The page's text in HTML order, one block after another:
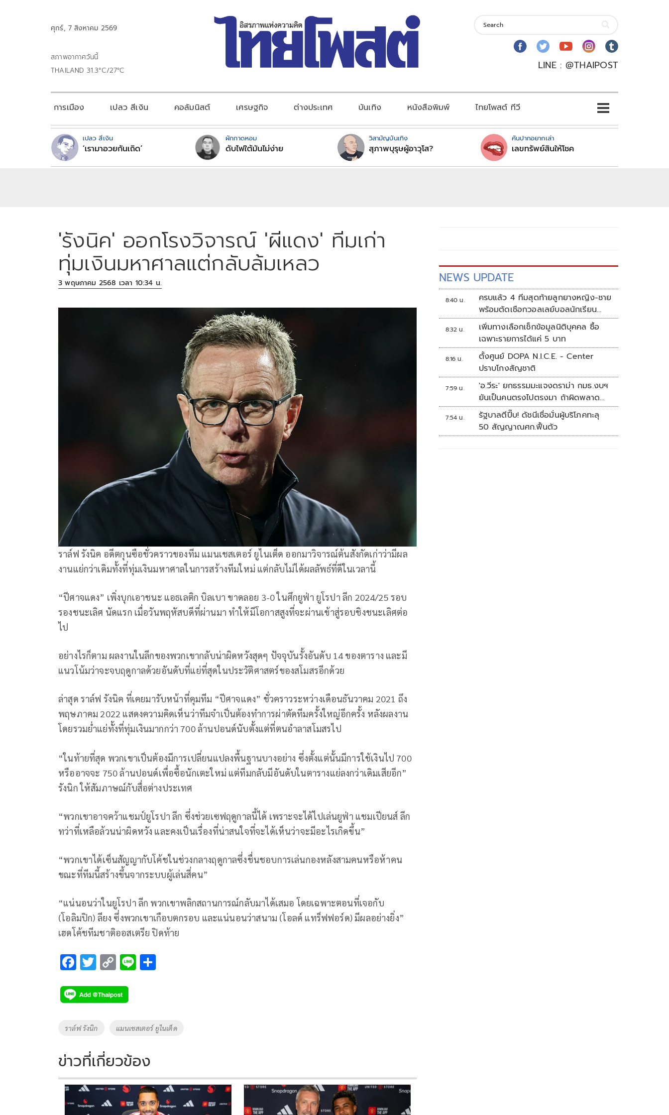
ศุกร์, 7 สิงหาคม 2569
สภาพอากาศวันนี้
THAILAND 31.3°C/27°C
LINE : @THAIPOST
การเมือง เปลว สีเงิน คอลัมนิสต์ เศรษฐกิจ ต่างประเทศ บันเทิง หนังสือพิมพ์ ไทยโพสต์ ทีวี
เปลว สีเงิน
‘เรามาอวยกันเถิด’
ผักกาดหอม
ดับไฟใต้มันไม่ง่าย
วิสามัญบันเทิง
สุภาพบุรุษผู้อาวุโส?
คันปากอยากเล่า
เลขทรัพย์สินให้โชค
'รังนิค' ออกโรงวิจารณ์ 'ผีแดง' ทีมเก่า
ทุ่มเงินมหาศาลแต่กลับล้มเหลว
3 พฤษภาคม 2568 เวลา 10:34 น.
ราล์ฟ รังนิค อดีตกุนซือชั่วคราวของทีม แมนเชสเตอร์ ยูไนเต็ด ออกมาวิจารณ์ต้นสังกัดเก่าว่ามีผล
งานแย่กว่าเดิมทั้งที่ทุ่มเงินมหาศาลในการสร้างทีมใหม่ แต่กลับไม่ได้ผลลัพธ์ที่ดีในเวลานี้
“ปีศาจแดง” เพิ่งบุกเอาชนะ แอธเลติก บิลเบา ขาดลอย 3-0 ในศึกยูฟ่า ยูโรปา ลีก 2024/25 รอบ
รองชนะเลิศ นัดแรก เมื่อวันพฤหัสบดีที่ผ่านมา ทำให้มีโอกาสสูงที่จะผ่านเข้าสู่รอบชิงชนะเลิศต่อ
ไป
อย่างไรก็ตาม ผลงานในลีกของพวกเขากลับน่าผิดหวังสุดๆ ปัจจุบันรั้งอันดับ 14 ของตาราง และมี
แนวโน้มว่าจะจบฤดูกาลด้วยอันดับที่แย่ที่สุดในประวัติศาสตร์ของสโมสรอีกด้วย
ล่าสุด ราล์ฟ รังนิค ที่เคยมารับหน้าที่คุมทีม “ปีศาจแดง” ชั่วคราวระหว่างเดือนธันวาคม 2021 ถึง
พฤษภาคม 2022 แสดงความคิดเห็นว่าทีมจำเป็นต้องทำการผ่าตัดทีมครั้งใหญ่อีกครั้ง หลังผลงาน
โดยรวมย่ำแย่ทั้งที่ทุ่มเงินมากกว่า 700 ล้านปอนด์นับตั้งแต่ที่ตนอำลาสโมสรไป
“ในท้ายที่สุด พวกเขาเป็นต้องมีการเปลี่ยนแปลงพื้นฐานบางอย่าง ซึ่งตั้งแต่นั้นมีการใช้เงินไป 700
หรืออาจจะ 750 ล้านปอนด์เพื่อซื้อนักเตะใหม่ แต่ทีมกลับมีอันดับในตารางแย่ลงกว่าเดิมเสียอีก”
รังนิก ให้สัมภาษณ์กับสื่อต่างประเทศ
“พวกเขาอาจคว้าแชมป์ยูโรปา ลีก ซึ่งช่วยเซฟฤดูกาลนี้ได้ เพราะจะได้ไปเล่นยูฟ่า แชมเปียนส์ ลีก
ทว่าที่เหลือล้วนน่าผิดหวัง และคงเป็นเรื่องที่น่าสนใจที่จะได้เห็นว่าจะมีอะไรเกิดขึ้น”
“พวกเขาได้เซ็นสัญญากับโค้ชในช่วงกลางฤดูกาลซึ่งชื่นชอบการเล่นกองหลังสามคนหรือห้าคน
ขณะที่ทีมนี้สร้างขึ้นจากระบบผู้เล่นสี่คน”
“แน่นอนว่าในยูโรปา ลีก พวกเขาพลิกสถานการณ์กลับมาได้เสมอ โดยเฉพาะตอนที่เจอกับ
(โอลิมปิก) ลียง ซึ่งพวกเขาเกือบตกรอบ และแน่นอนว่าสนาม (โอลด์ แทร็ฟฟอร์ด) มีผลอย่างยิ่ง”
เฮดโค้ชทีมชาติออสเตรีย ปิดท้าย
F
e
b
o
k
T
tt
er
C
p
y
Li
k
Li
Tags
ราล์ฟ รังนิก แมนเชสเตอร์ ยูไนเต็ด
ข่าวที่เกี่ยวข้อง
NEWS UPDATE
8:40 น.
ครบแล้ว 4 ทีมสุดท้ายลูกยางหญิง-ชาย
พร้อมตัดเชือกวอลเลย์บอลนักเรียน
แชมป์กีฬา '7HD 2026'
8:32 น.
เพิ่มทางเลือกเช็กข้อมูลนิติบุคคล ซื้อ
เฉพาะรายการได้แค่ 5 บาท
8:16 น.
ตั้งศูนย์ DOPA N.I.C.E. - Center
ปราบโกงสัญชาติ
7:59 น.
'อ.วีระ' ยกธรรมมะแจงดราม่า กมธ.งบฯ
ยันเป็นคนตรงไปตรงมา ถ้าผิดพลาด
พร้อมขอโทษ
7:54 น.
รัฐบาลตีปี๊บ! ดัชนีเชื่อมั่นผู้บริโภคทะลุ
50 สัญญาณศก.ฟื้นตัว